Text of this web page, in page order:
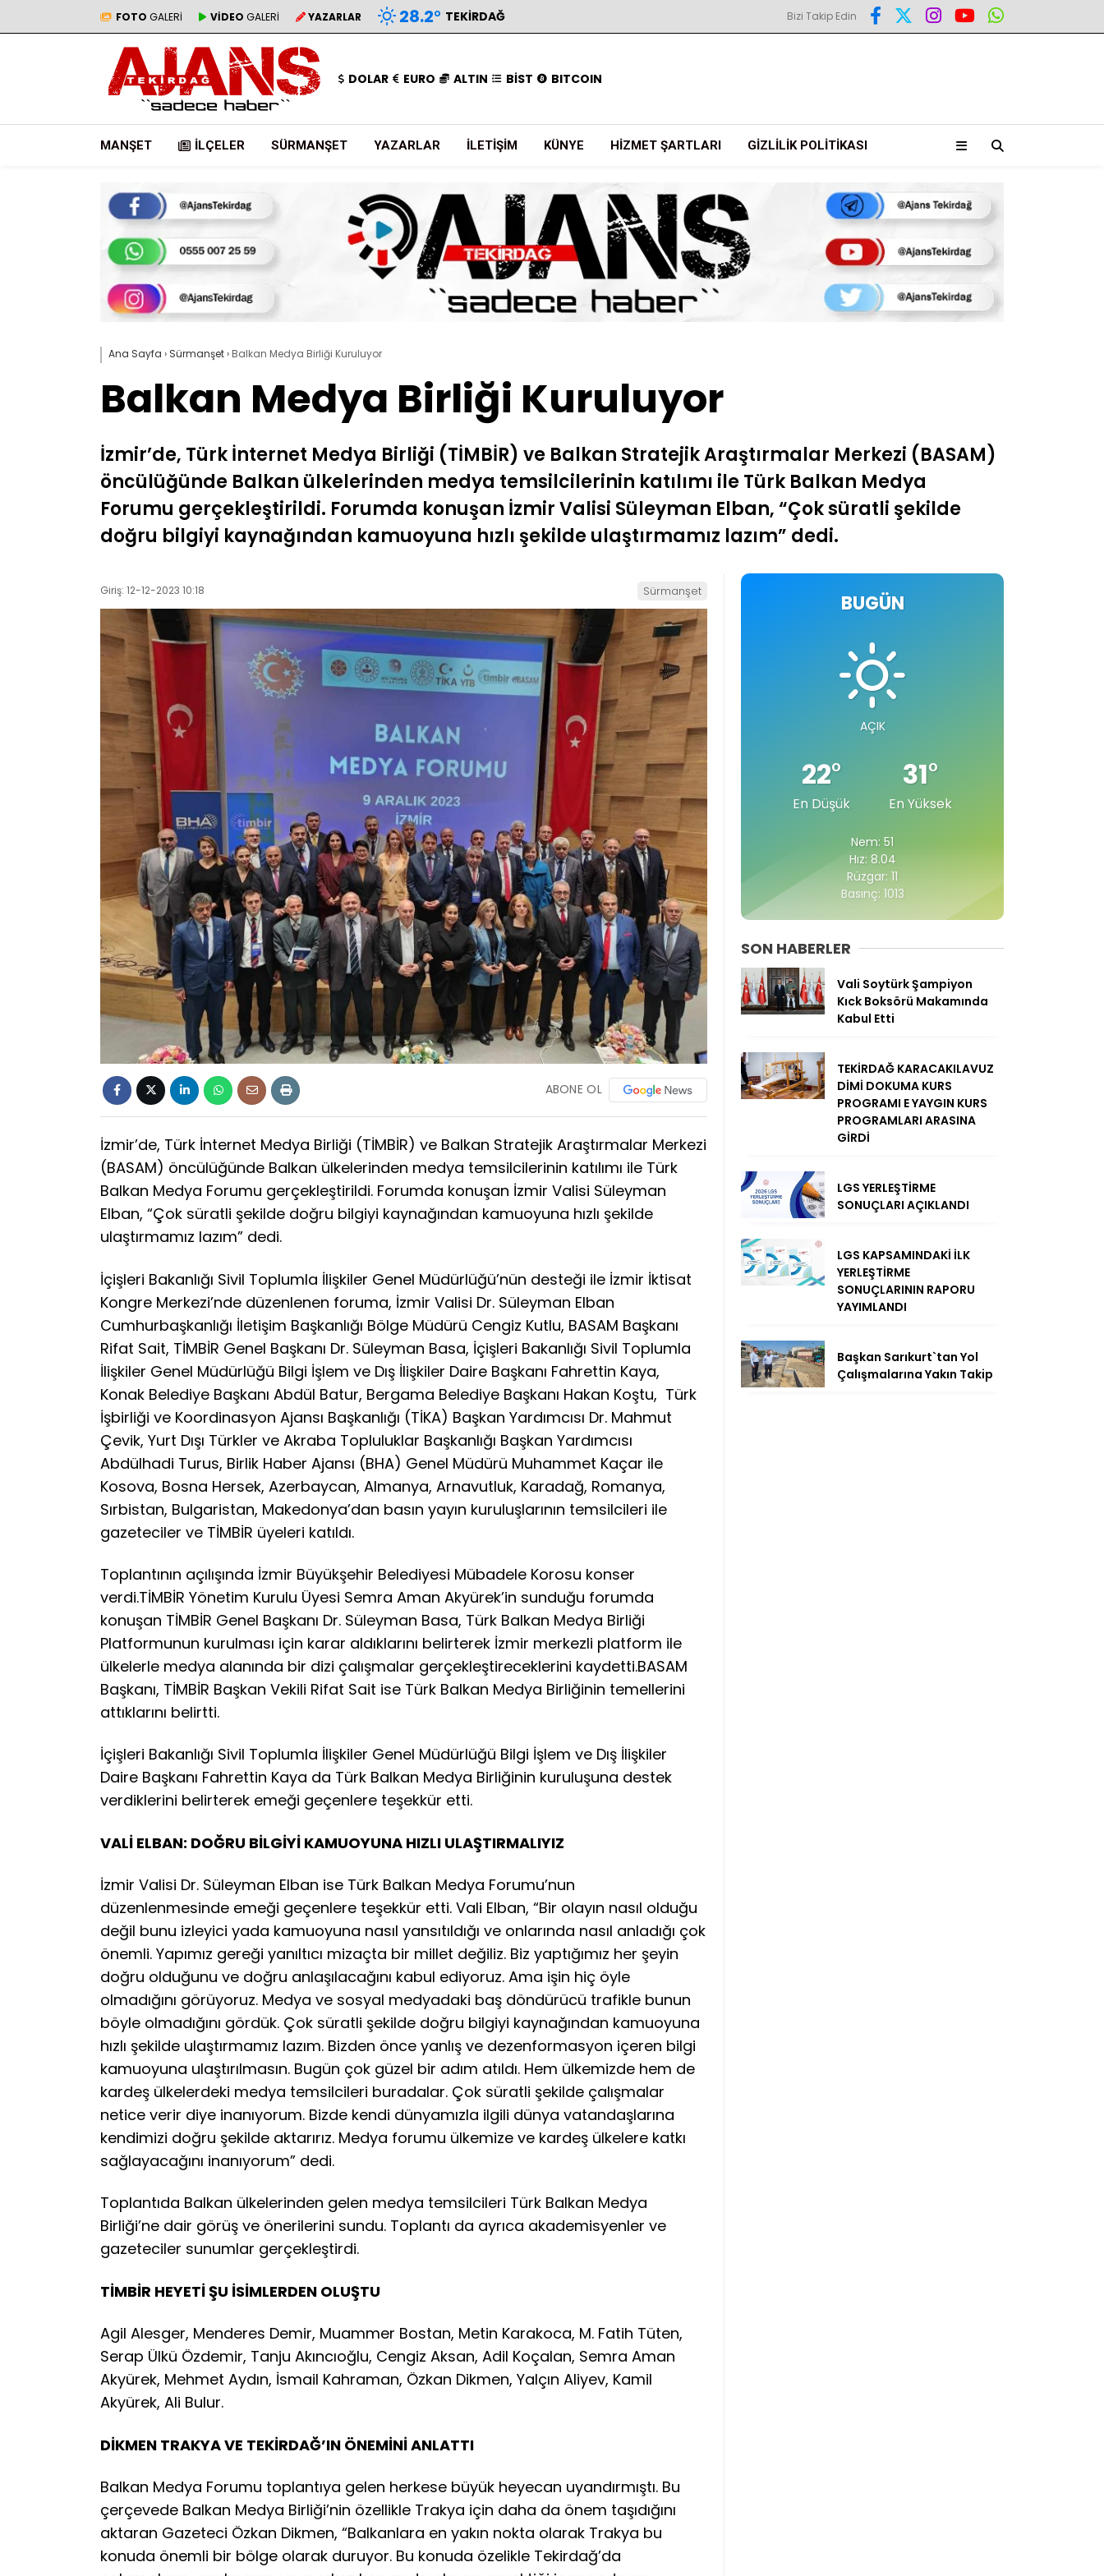
FOTO GALERİ VİDEO GALERİ YAZARLAR 28.2° TEKIRDAĞ Bizi Takip Edin
DOLAR EURO ALTIN BİST BITCOIN
MANŞET İLÇELER SÜRMANŞET YAZARLAR İLETIŞIM KÜNYE HIZMET ŞARTLARI GIZLILIK POLITIKASI
Ana Sayfa › Sürmanşet› Balkan Medya Birliği Kuruluyor
Balkan Medya Birliği Kuruluyor
İzmir’de, Türk İnternet Medya Birliği (TİMBİR) ve Balkan Stratejik Araştırmalar Merkezi (BASAM)
öncülüğünde Balkan ülkelerinden medya temsilcilerinin katılımı ile Türk Balkan Medya
Forumu gerçekleştirildi. Forumda konuşan İzmir Valisi Süleyman Elban, “Çok süratli şekilde
doğru bilgiyi kaynağından kamuoyuna hızlı şekilde ulaştırmamız lazım” dedi.
Giriş: 12-12-2023 10:18 Sürmanşet
ABONE OL
İzmir’de, Türk İnternet Medya Birliği (TİMBİR) ve Balkan Stratejik Araştırmalar Merkezi
(BASAM) öncülüğünde Balkan ülkelerinden medya temsilcilerinin katılımı ile Türk
Balkan Medya Forumu gerçekleştirildi. Forumda konuşan İzmir Valisi Süleyman
Elban, “Çok süratli şekilde doğru bilgiyi kaynağından kamuoyuna hızlı şekilde
ulaştırmamız lazım” dedi.
İçişleri Bakanlığı Sivil Toplumla İlişkiler Genel Müdürlüğü’nün desteği ile İzmir İktisat
Kongre Merkezi’nde düzenlenen foruma, İzmir Valisi Dr. Süleyman Elban
Cumhurbaşkanlığı İletişim Başkanlığı Bölge Müdürü Cengiz Kutlu, BASAM Başkanı
Rifat Sait, TİMBİR Genel Başkanı Dr. Süleyman Basa, İçişleri Bakanlığı Sivil Toplumla
İlişkiler Genel Müdürlüğü Bilgi İşlem ve Dış İlişkiler Daire Başkanı Fahrettin Kaya,
Konak Belediye Başkanı Abdül Batur, Bergama Belediye Başkanı Hakan Koştu, Türk
İşbirliği ve Koordinasyon Ajansı Başkanlığı (TİKA) Başkan Yardımcısı Dr. Mahmut
Çevik, Yurt Dışı Türkler ve Akraba Topluluklar Başkanlığı Başkan Yardımcısı
Abdülhadi Turus, Birlik Haber Ajansı (BHA) Genel Müdürü Muhammet Kaçar ile
Kosova, Bosna Hersek, Azerbaycan, Almanya, Arnavutluk, Karadağ, Romanya,
Sırbistan, Bulgaristan, Makedonya’dan basın yayın kuruluşlarının temsilcileri ile
gazeteciler ve TİMBİR üyeleri katıldı.
Toplantının açılışında İzmir Büyükşehir Belediyesi Mübadele Korosu konser
verdi.TİMBİR Yönetim Kurulu Üyesi Semra Aman Akyürek’in sunduğu forumda
konuşan TİMBİR Genel Başkanı Dr. Süleyman Basa, Türk Balkan Medya Birliği
Platformunun kurulması için karar aldıklarını belirterek İzmir merkezli platform ile
ülkelerle medya alanında bir dizi çalışmalar gerçekleştireceklerini kaydetti.BASAM
Başkanı, TİMBİR Başkan Vekili Rifat Sait ise Türk Balkan Medya Birliğinin temellerini
attıklarını belirtti.
İçişleri Bakanlığı Sivil Toplumla İlişkiler Genel Müdürlüğü Bilgi İşlem ve Dış İlişkiler
Daire Başkanı Fahrettin Kaya da Türk Balkan Medya Birliğinin kuruluşuna destek
verdiklerini belirterek emeği geçenlere teşekkür etti.
VALİ ELBAN: DOĞRU BİLGİYİ KAMUOYUNA HIZLI ULAŞTIRMALIYIZ
İzmir Valisi Dr. Süleyman Elban ise Türk Balkan Medya Forumu’nun
düzenlenmesinde emeği geçenlere teşekkür etti. Vali Elban, “Bir olayın nasıl olduğu
değil bunu izleyici yada kamuoyuna nasıl yansıtıldığı ve onlarında nasıl anladığı çok
önemli. Yapımız gereği yanıltıcı mizaçta bir millet değiliz. Biz yaptığımız her şeyin
doğru olduğunu ve doğru anlaşılacağını kabul ediyoruz. Ama işin hiç öyle
olmadığını görüyoruz. Medya ve sosyal medyadaki baş döndürücü trafikle bunun
böyle olmadığını gördük. Çok süratli şekilde doğru bilgiyi kaynağından kamuoyuna
hızlı şekilde ulaştırmamız lazım. Bizden önce yanlış ve dezenformasyon içeren bilgi
kamuoyuna ulaştırılmasın. Bugün çok güzel bir adım atıldı. Hem ülkemizde hem de
kardeş ülkelerdeki medya temsilcileri buradalar. Çok süratli şekilde çalışmalar
netice verir diye inanıyorum. Bizde kendi dünyamızla ilgili dünya vatandaşlarına
kendimizi doğru şekilde aktarırız. Medya forumu ülkemize ve kardeş ülkelere katkı
sağlayacağını inanıyorum” dedi.
Toplantıda Balkan ülkelerinden gelen medya temsilcileri Türk Balkan Medya
Birliği’ne dair görüş ve önerilerini sundu. Toplantı da ayrıca akademisyenler ve
gazeteciler sunumlar gerçekleştirdi.
TİMBİR HEYETİ ŞU İSİMLERDEN OLUŞTU
Agil Alesger, Menderes Demir, Muammer Bostan, Metin Karakoca, M. Fatih Tüten,
Serap Ülkü Özdemir, Tanju Akıncıoğlu, Cengiz Aksan, Adil Koçalan, Semra Aman
Akyürek, Mehmet Aydın, İsmail Kahraman, Özkan Dikmen, Yalçın Aliyev, Kamil
Akyürek, Ali Bulur.
DİKMEN TRAKYA VE TEKİRDAĞ’IN ÖNEMİNİ ANLATTI
Balkan Medya Forumu toplantıya gelen herkese büyük heyecan uyandırmıştı. Bu
çerçevede Balkan Medya Birliği’nin özellikle Trakya için daha da önem taşıdığını
aktaran Gazeteci Özkan Dikmen, “Balkanlara en yakın nokta olarak Trakya bu
konuda önemli bir bölge olarak duruyor. Bu konuda özelikle Tekirdağ’da
BUGÜN
AÇIK
22°
En Düşük
31°
En Yüksek
Nem: 51
Hız: 8.04
Rüzgar: 11
Basınç: 1013
SON HABERLER
Vali Soytürk Şampiyon
Kıck Boksörü Makamında
Kabul Etti
TEKİRDAĞ KARACAKILAVUZ
DİMİ DOKUMA KURS
PROGRAMI E YAYGIN KURS
PROGRAMLARI ARASINA
GİRDİ
LGS YERLEŞTİRME
SONUÇLARI AÇIKLANDI
LGS KAPSAMINDAKİ İLK
YERLEŞTİRME
SONUÇLARININ RAPORU
YAYIMLANDI
Başkan Sarıkurt`tan Yol
Çalışmalarına Yakın Takip